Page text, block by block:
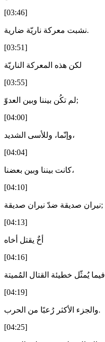
[03:46]
نشبت معركة ناريّة ضارية.
[03:51]
لكن هذه المعركة الناريّة
[03:55]
لم تكُن بيننا وبين العدوّ;
[04:00]
وإنّما، وللأسى الشديد،
[04:04]
كانت بيننا وبين بعضنا،
[04:10]
نيران صديقة ضدّ نيران صديقة;
[04:13]
أخٌ يقتل أخاه
[04:16]
فيما يُمثّل خطيئة القتال المُميتة
[04:19]
والجزء الأكثر رُعبًا من الحرب.
[04:25]